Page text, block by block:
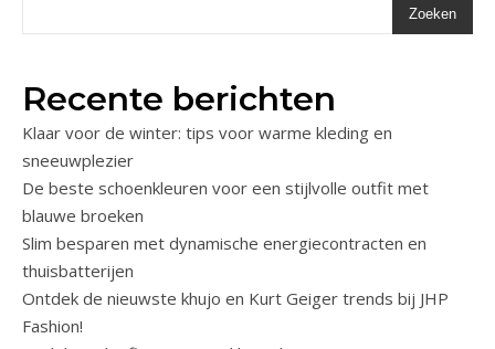
Zoeken
Recente berichten
Klaar voor de winter: tips voor warme kleding en
sneeuwplezier
De beste schoenkleuren voor een stijlvolle outfit met
blauwe broeken
Slim besparen met dynamische energiecontracten en
thuisbatterijen
Ontdek de nieuwste khujo en Kurt Geiger trends bij JHP
Fashion!